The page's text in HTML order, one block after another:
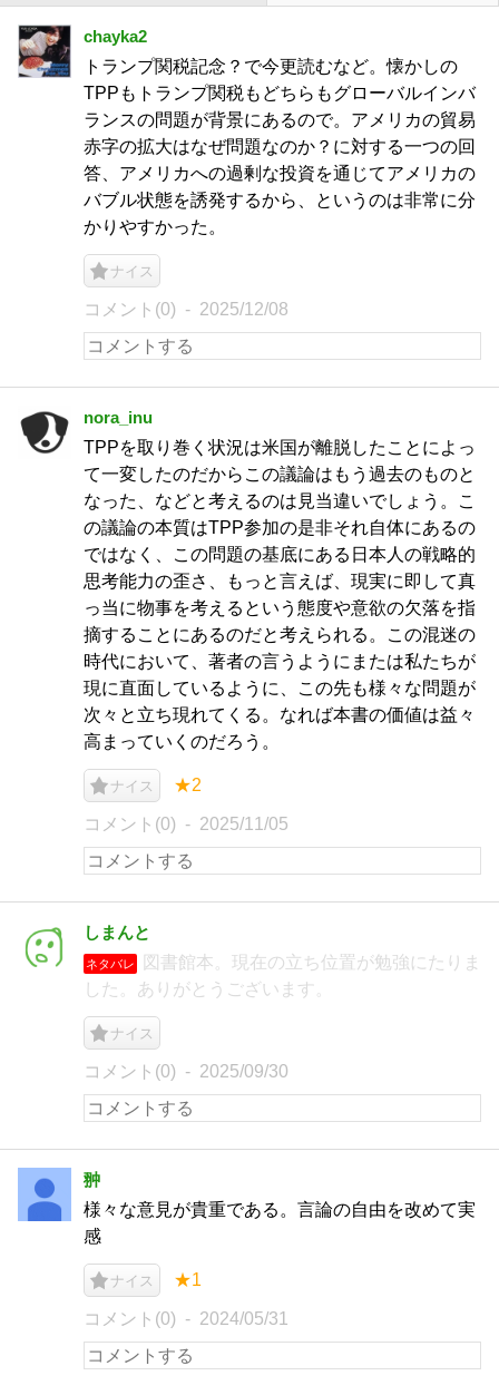
chayka2
トランプ関税記念？で今更読むなど。懐かしの
TPPもトランプ関税もどちらもグローバルインバ
ランスの問題が背景にあるので。アメリカの貿易
赤字の拡大はなぜ問題なのか？に対する一つの回
答、アメリカへの過剰な投資を通じてアメリカの
バブル状態を誘発するから、というのは非常に分
かりやすかった。
ナイス
コメント(0) 2025/12/08
nora_inu
TPPを取り巻く状況は米国が離脱したことによっ
て一変したのだからこの議論はもう過去のものと
なった、などと考えるのは見当違いでしょう。こ
の議論の本質はTPP参加の是非それ自体にあるの
ではなく、この問題の基底にある日本人の戦略的
思考能力の歪さ、もっと言えば、現実に即して真
っ当に物事を考えるという態度や意欲の欠落を指
摘することにあるのだと考えられる。この混迷の
時代において、著者の言うようにまたは私たちが
現に直面しているように、この先も様々な問題が
次々と立ち現れてくる。なれば本書の価値は益々
高まっていくのだろう。
ナイス ★2
コメント(0) 2025/11/05
しまんと
ネタバレ
図書館本。現在の立ち位置が勉強にたりま
した。ありがとうございます。
ナイス
コメント(0) 2025/09/30
翀
様々な意見が貴重である。言論の自由を改めて実
感
ナイス ★1
コメント(0) 2024/05/31